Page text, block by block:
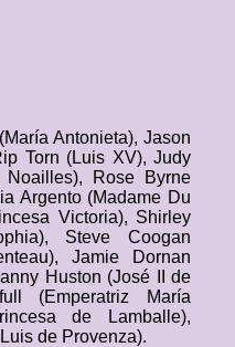
Antonieta), Jason
Torn (Luis XV), Judy
Rose Byrne
Argento (Madame Du
Victoria), Shirley
Steve Coogan
Jamie Dornan
Huston (José II de
(Emperatriz María
de Lamballe),
de Provenza).